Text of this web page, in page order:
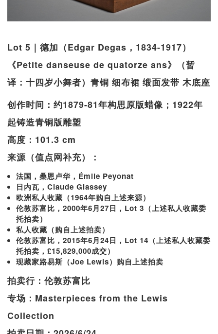
Lot 5｜德加（Edgar Degas，1834-1917）
《Petite danseuse de quatorze ans》（暂
译：十四岁小舞者）青铜 细布裙 缎面发带 木底座
创作时间：约1879-81年构思原版蜡像；1922年
起铸造青铜版雕塑
高度：101.3 cm
来源（值点网补充）：
法国，桑恩卢华，Émile Peyonat
日内瓦，Claude Glassey
欧洲私人收藏（1964年购自上述来源）
伦敦苏富比，2000年6月27日，Lot 3（上述私人收藏委
托拍卖）
私人收藏（购自上述拍卖）
伦敦苏富比，2015年6月24日，Lot 14（上述私人收藏委
托拍卖，£15,829,000成交）
现藏家路易斯（Joe Lewis）购自上述拍卖
拍卖行：伦敦苏富比
专场：Masterpieces from the Lewis
Collection